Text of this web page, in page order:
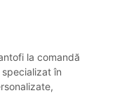
la comandă
în